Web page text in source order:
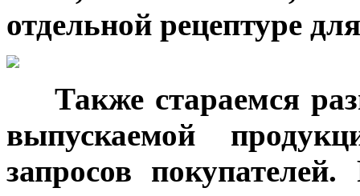
отдельной рецептуре
Также стараемся
выпускаемой
запросов